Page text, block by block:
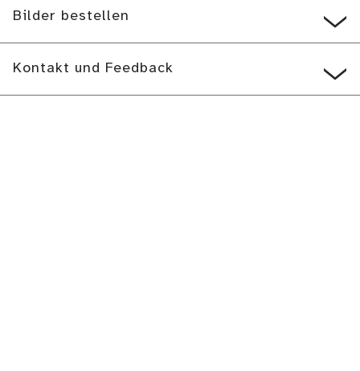
Bilder bestellen
Kontakt und Feedback